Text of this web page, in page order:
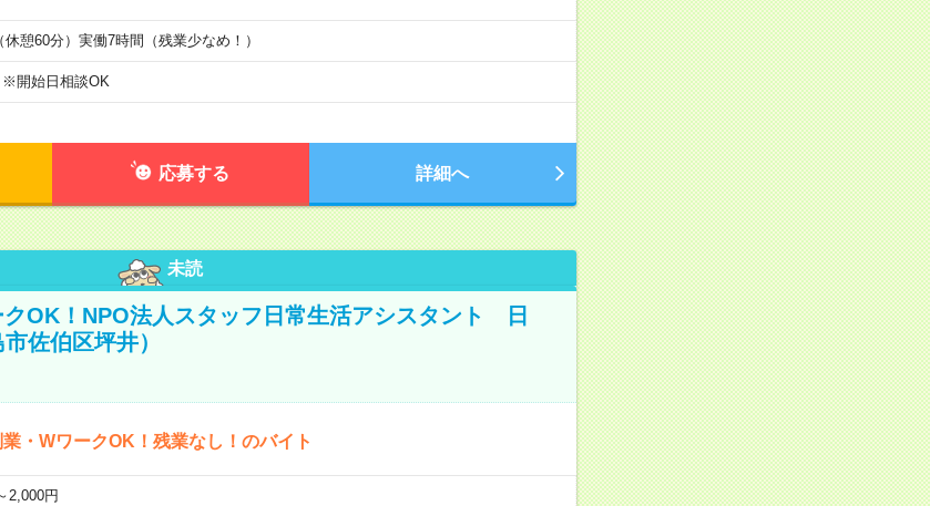
憩60分）実働7時間（残業少なめ！）
開始日相談OK
応募する 詳細へ
未読
OK！NPO法人スタッフ日常生活アシスタント 日
佐伯区坪井）
・WワークOK！残業なし！のバイト
2,000円